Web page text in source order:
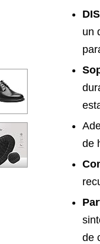
un
de
de